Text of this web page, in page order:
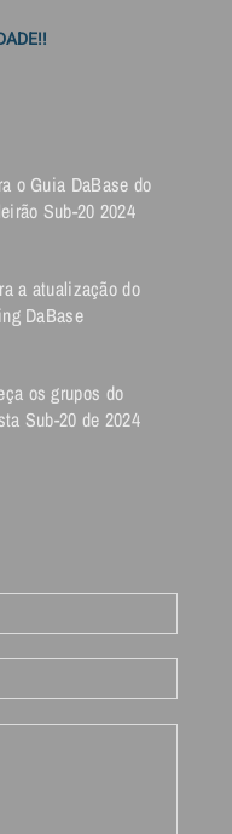
o Guia DaBase do
Sub-20 2024
a atualização do
DaBase
os grupos do
Sub-20 de 2024